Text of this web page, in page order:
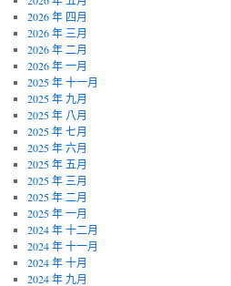
2026 年 四月
2026 年 三月
2026 年 二月
2026 年 一月
2025 年 十一月
2025 年 九月
2025 年 八月
2025 年 七月
2025 年 六月
2025 年 五月
2025 年 三月
2025 年 二月
2025 年 一月
2024 年 十二月
2024 年 十一月
2024 年 十月
2024 年 九月